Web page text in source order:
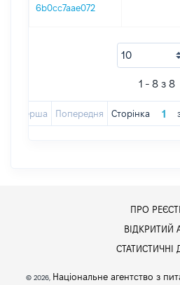
6b0cc7aae072
1 - 8 з 8
Перша Попередня Сторінка
ПРО
ВІДКРИТИЙ
СТАТИСТИЧНІ
© 2026, Національне агентство з